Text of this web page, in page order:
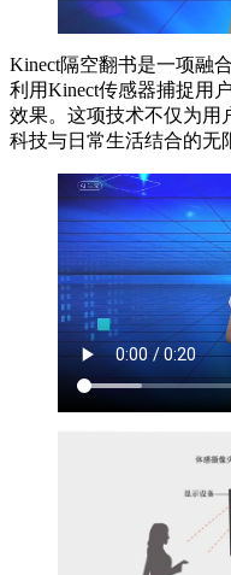
Kinect隔空翻书是一项融
利用Kinect传感器捕捉用
效果。这项技术不仅为用
科技与日常生活结合的无